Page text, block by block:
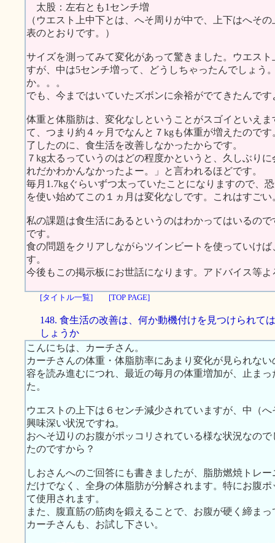
太股：左右とも1センチ増
（ウエスト上中下とは、へそ周りが中で、上下はへそ
表のとおりです。）
サイズを測ってみて変化があって驚きました。ウエス
すが、中は5センチ増って、どうしちゃったんでしょう
か。。。
でも、今まではいていたズボンに余裕がでてきたんです
体重と体脂肪は、変化なしということがスゴイといえ
て、つまり約４ヶ月でなんと７kgも体重が増えたので
了したのに、食生活を改善しなかったからです。
７kg太るっていうのはどの程度かというと、久しぶり
れだかわかんなかったよー。」と言われるほどです。
毎月1.7kgぐらいずつ太っていたことになりますので、
を使い始めてこの１ヵ月は変化なしです。これはすごい
私の課題は食生活にあるというのはわかってはいるの
です。
食の問題をクリアしながらツインビートを使っていけ
す。
今後もこの掲示板にお世話になります。アドバイス等
[タイトル一覧] [TOP PAGE]
148. 食生活の改善は、何か動機付けを見つけられて
しょうか
こんにちは、カーチさん。
カーチさんの体重・体脂肪率にあまり変化が見られな
容を読み進むにつれ、最近の毎月の体重増加が、止ま
た。
ウエストの上下は６センチ減少されていますが、中（
興味深い状況ですね。
おへそ辺りのお腹がポッコリされている様な状況なの
たのですから？
しおさんへのご回答にも書きましたが、脂肪燃焼トレ
だけでなく、全身の体脂肪が分解されます。特にお腹
て使用されます。
また、腹直筋の筋肉を鍛えることで、お腹が硬く締まっ
カーチさんも、お試し下さい。